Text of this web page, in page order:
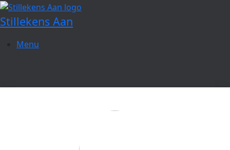
Spring
naar
de
inhoud
Stillekens Aan
Menu